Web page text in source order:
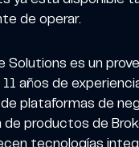
de operar.
Solutions es un
años de
plataformas de
de productos de
tecnologías